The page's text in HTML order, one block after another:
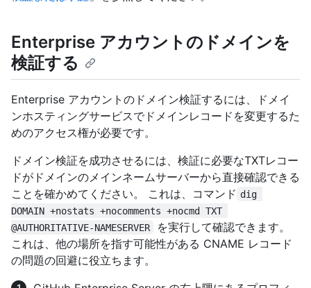
Enterprise アカウントのドメインを
検証する
Enterprise アカウントのドメイン検証するには、ドメイ
ンホスティングサービスでドメインレコードを変更するた
めのアクセス権が必要です。
ドメイン検証を成功させるには、検証に必要なTXTレコー
ドがドメインのメインネームサーバーから直接確認できる
ことを確かめてください。 これは、コマンド dig
DOMAIN +nostats +nocomments +nocmd TXT
@AUTHORITATIVE-NAMESERVER
を実行して確認できます。
これは、他の場所を指す可能性がある CNAME レコード
の問題の回避に役立ちます。